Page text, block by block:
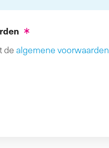
de algemene voorwaarden